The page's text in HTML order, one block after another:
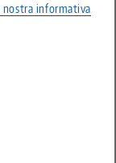
informativa